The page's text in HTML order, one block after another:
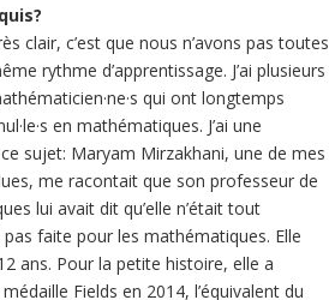
clair, c’est que nous n’avons pas toutes
rythme d’apprentissage. J’ai plusieurs
qui ont longtemps
en mathématiques. J’ai une
sujet: Maryam Mirzakhani, une de mes
me racontait que son professeur de
lui avait dit qu’elle n’était tout
faite pour les mathématiques. Elle
ans. Pour la petite histoire, elle a
Fields en 2014, l’équivalent du